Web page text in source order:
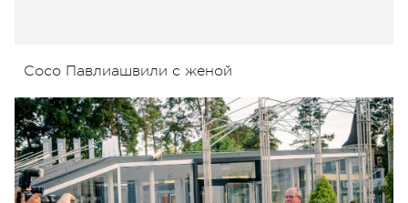
Сосо Павлиашвили с женой